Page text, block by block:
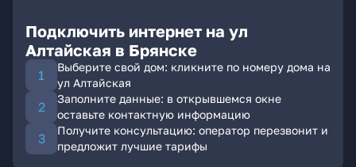
Подключить интернет на ул
Алтайская в Брянске
Выберите свой дом: кликните по номеру дома на
ул Алтайская
Заполните данные: в открывшемся окне
оставьте контактную информацию
Получите консультацию: оператор перезвонит и
предложит лучшие тарифы